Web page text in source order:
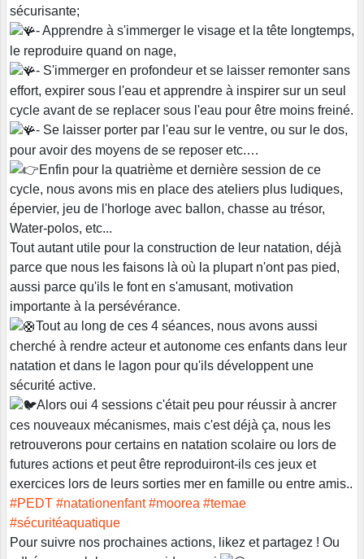
sécurisante;
- Apprendre à s'immerger le visage et la tête longtemps,
le reproduire quand on nage,
- S'immerger en profondeur et se laisser remonter sans
effort, expirer sous l'eau et apprendre à inspirer sur un seul
cycle avant de se replacer sous l'eau pour être moins freiné.
- Se laisser porter par l'eau sur le ventre, ou sur le dos,
pour avoir des moyens de se reposer etc.…
Enfin pour la quatrième et dernière session de ce
cycle, nous avons mis en place des ateliers plus ludiques,
épervier, jeu de l'horloge avec ballon, chasse au trésor,
Water-polos, etc...
Tout autant utile pour la construction de leur natation, déjà
parce que nous les faisons là où la plupart n'ont pas pied,
aussi parce qu'ils le font en s'amusant, motivation
importante à la persévérance.
Tout au long de ces 4 séances, nous avons aussi
cherché à rendre acteur et autonome ces enfants dans leur
natation et dans le lagon pour qu'ils développent une
sécurité active.
Alors oui 4 sessions c'était peu pour réussir à ancrer
ces nouveaux mécanismes, mais c'est déjà ça, nous les
retrouverons pour certains en natation scolaire ou lors de
futures actions et peut être reproduiront-ils ces jeux et
exercices lors de leurs sorties mer en famille ou entre amis..
#PEDT #natationenfant #moorea #temae
#sécuritéaquatique
Pour suivre nos prochaines actions, likez et partagez ! Ou